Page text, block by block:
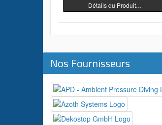
Détails du Produit…
Nos Fournisseurs